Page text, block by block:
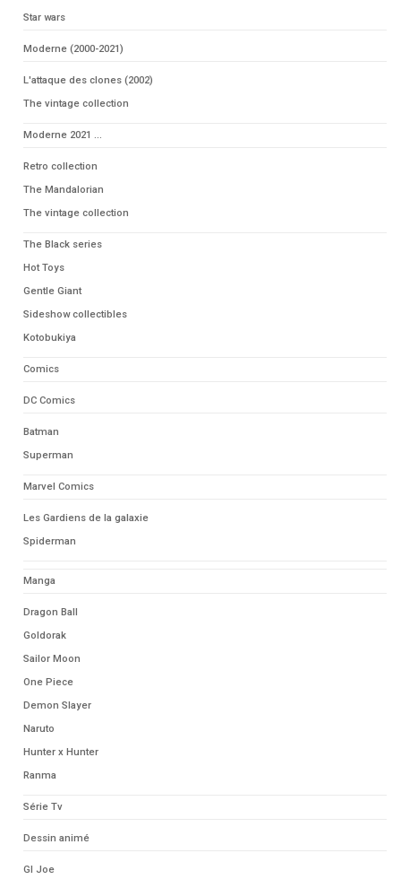
Star wars
Moderne (2000-2021)
L'attaque des clones (2002)
The vintage collection
Moderne 2021 ...
Retro collection
The Mandalorian
The vintage collection
The Black series
Hot Toys
Gentle Giant
Sideshow collectibles
Kotobukiya
Comics
DC Comics
Batman
Superman
Marvel Comics
Les Gardiens de la galaxie
Spiderman
Manga
Dragon Ball
Goldorak
Sailor Moon
One Piece
Demon Slayer
Naruto
Hunter x Hunter
Ranma
Série Tv
Dessin animé
GI Joe